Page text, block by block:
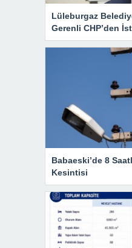
Lüleburgaz
Gerenli CHP’den
Babaeski’de 8
Kesintisi